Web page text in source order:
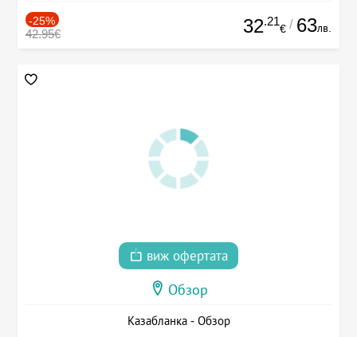
-25%
42.95€ 32.21
€ / 63лв.
виж офертата
Обзор
Казабланка - Обзор